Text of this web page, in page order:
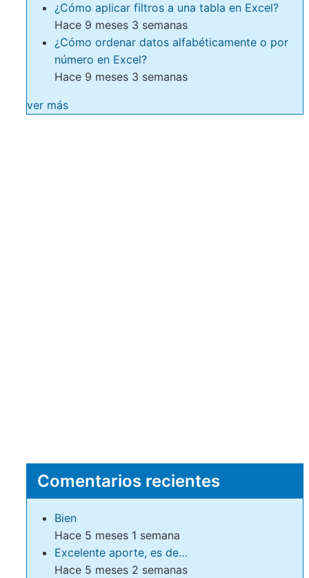
¿Cómo aplicar filtros a una tabla en Excel?
Hace 9 meses 3 semanas
¿Cómo ordenar datos alfabéticamente o por
número en Excel?
Hace 9 meses 3 semanas
ver más
Comentarios recientes
Bien
Hace 5 meses 1 semana
Excelente aporte, es de…
Hace 5 meses 2 semanas